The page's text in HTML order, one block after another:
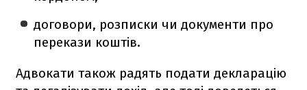
договори, розписки чи документи про
перекази коштів.
Адвокати також радять подати декларацію